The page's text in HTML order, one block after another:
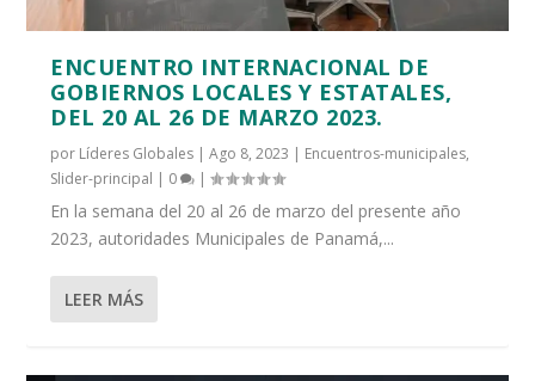
ENCUENTRO INTERNACIONAL DE
GOBIERNOS LOCALES Y ESTATALES,
DEL 20 AL 26 DE MARZO 2023.
por Líderes Globales |Ago 8, 2023 | Encuentros-municipales,
Slider-principal | 0 |
En la semana del 20 al 26 de marzo del presente año
2023, autoridades Municipales de Panamá,...
LEER MÁS